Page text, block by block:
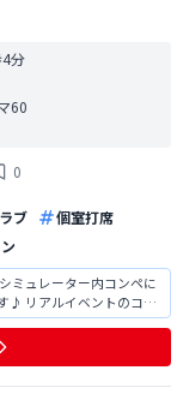
分
60
0
ブ
個室打席
ン